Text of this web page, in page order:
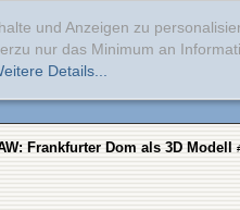
und Anzeigen zu
nur das Minimum an
Details...
Frankfurter Dom als 3D Modell